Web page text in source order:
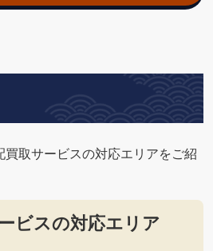
取サービスの対応エリアをご紹
ビスの対応エリア